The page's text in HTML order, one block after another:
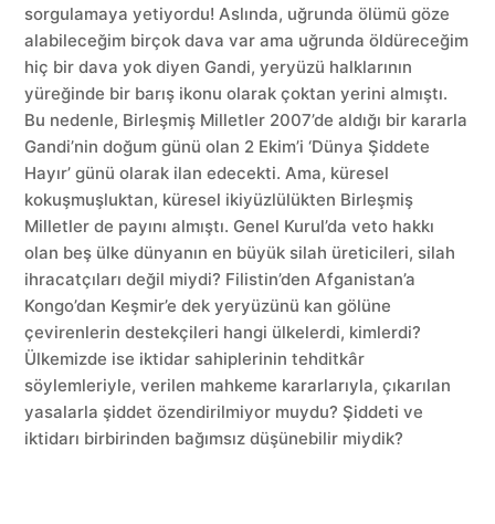
sorgulamaya yetiyordu! Aslında, uğrunda ölümü göze
alabileceğim birçok dava var ama uğrunda öldüreceğim
hiç bir dava yok diyen Gandi, yeryüzü halklarının
yüreğinde bir barış ikonu olarak çoktan yerini almıştı.
Bu nedenle, Birleşmiş Milletler 2007’de aldığı bir kararla
Gandi’nin doğum günü olan 2 Ekim’i ‘Dünya Şiddete
Hayır’ günü olarak ilan edecekti. Ama, küresel
kokuşmuşluktan, küresel ikiyüzlülükten Birleşmiş
Milletler de payını almıştı. Genel Kurul’da veto hakkı
olan beş ülke dünyanın en büyük silah üreticileri, silah
ihracatçıları değil miydi? Filistin’den Afganistan’a
Kongo’dan Keşmir’e dek yeryüzünü kan gölüne
çevirenlerin destekçileri hangi ülkelerdi, kimlerdi?
Ülkemizde ise iktidar sahiplerinin tehditkâr
söylemleriyle, verilen mahkeme kararlarıyla, çıkarılan
yasalarla şiddet özendirilmiyor muydu? Şiddeti ve
iktidarı birbirinden bağımsız düşünebilir miydik?